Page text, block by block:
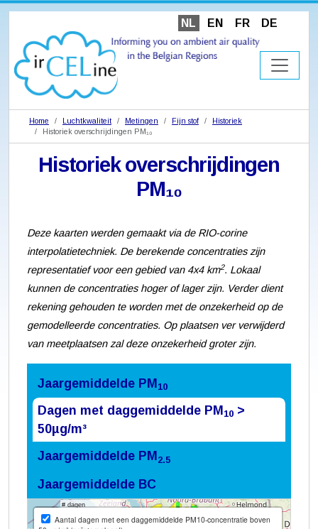
NL EN FR DE
Home Luchtkwaliteit Metingen Fijn stof
Historiek
Historiek overschrijdingen PM₁₀
Historiek overschrijdingen
PM₁₀
Deze kaarten werden gemaakt via de RIO-corine
interpolatietechniek. De berekende concentraties zijn
representatief voor een gebied van 4x4 km2. Lokaal
kunnen de concentraties hoger of lager zijn. Verder dient
rekening gehouden te worden met de onzekerheid op de
gemodelleerde concentraties. Op plaatsen ver verwijderd
van meetplaatsen zal deze onzekerheid groter zijn.
Jaargemiddelde PM10
Dagen met daggemiddelde PM10 >
50µg/m³
Jaargemiddelde PM 2.5
Jaargemiddelde BC